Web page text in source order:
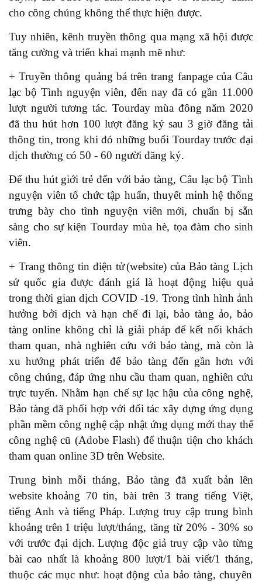
cho công chúng không thể thực hiện được.
Tuy nhiên, kênh truyền thông qua mạng xã hội được
tăng cường và triển khai mạnh mẽ như:
+ Truyền thông quảng bá trên trang fanpage của Câu
lạc bộ Tình nguyện viên, đến nay đã có gần 11.000
lượt người tương tác. Tourday mùa đông năm 2020
đã thu hút hơn 100 lượt đăng ký sau 3 giờ đăng tải
thông tin, trong khi đó những buổi Tourday trước đại
dịch thường có 50 - 60 người đăng ký.
Để thu hút giới trẻ đến với bảo tàng, Câu lạc bộ Tình
nguyện viêntổ chức tập huấn, thuyết minh hệ thống
trưng bày cho tình nguyện viên mới, chuẩn bị sẵn
sàng cho sự kiện Tourday mùa hè, tọa đàm cho sinh
viên.
+ Trang thông tin điện tử(website) của Bảo tàng Lịch
sử quốc gia được đánh giá là hoạt động hiệu quả
trong thời gian dịch COVID -19. Trong tình hình ảnh
hưởng bởi dịch và hạn chế đi lại, bảo tàng ảo, bảo
tàng online không chỉ là giải pháp để kết nối khách
tham quan, nhà nghiên cứu với bảo tàng, mà còn là
xu hướng phát triển để bảo tàng đến gần hơn với
công chúng, đáp ứng nhu cầu tham quan, nghiên cứu
trực tuyến. Nhằm hạn chế sự lạc hậu của công nghệ,
Bảo tàng đã phối hợp với đối tác xây dựng ứng dụng
phần mềm công nghệ cập nhật ứng dụng mới thay thế
công nghệ cũ (Adobe Flash) để thuận tiện cho khách
tham quan online 3D trên Website.
Trung bình mỗi tháng, Bảo tàng đã xuất bản lên
website khoảng 70 tin, bài trên 3 trang tiếng Việt,
tiếng Anh và tiếng Pháp. Lượng truy cập trung bình
khoảng trên 1 triệu lượt/tháng, tăng từ 20% - 30% so
với trước đại dịch. Lượng độc giả truy cập vào từng
bài cao nhất là khoảng 800 lượt/1 bài viết/1 tháng,
thuộc các mục như: hoạt động của bảo tàng, chuyên